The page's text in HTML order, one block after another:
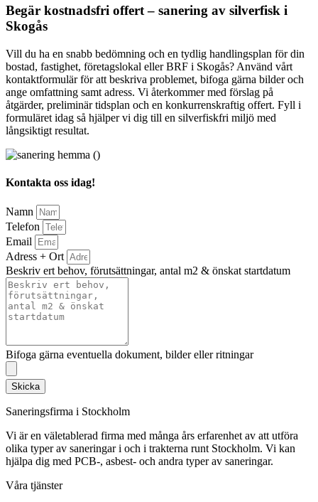
Begär kostnadsfri offert – sanering av silverfisk i
Skogås
Vill du ha en snabb bedömning och en tydlig handlingsplan för din
bostad, fastighet, företagslokal eller BRF i Skogås? Använd vårt
kontaktformulär för att beskriva problemet, bifoga gärna bilder och
ange omfattning samt adress. Vi återkommer med förslag på
åtgärder, preliminär tidsplan och en konkurrenskraftig offert. Fyll i
formuläret idag så hjälper vi dig till en silverfiskfri miljö med
långsiktigt resultat.
Kontakta oss idag!
Namn
Telefon
Email
Adress + Ort
Beskriv ert behov, förutsättningar, antal m2 & önskat startdatum
Bifoga gärna eventuella dokument, bilder eller ritningar
Skicka
Saneringsfirma i Stockholm
Vi är en väletablerad firma med många års erfarenhet av att utföra
olika typer av saneringar i och i trakterna runt Stockholm. Vi kan
hjälpa dig med PCB-, asbest- och andra typer av saneringar.
Våra tjänster